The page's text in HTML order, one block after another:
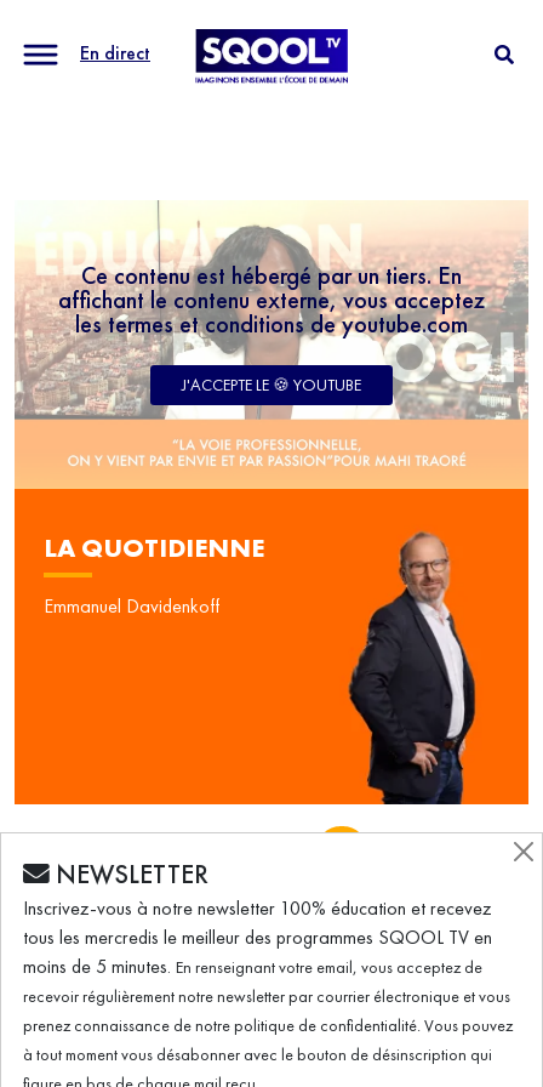
En direct
Ce contenu est hébergé par un tiers. En
affichant le contenu externe, vous acceptez
les termes et conditions de youtube.com
J'ACCEPTE LE 🍪 YOUTUBE
ÉMISSION DU 13.09.2022
"La voie professionnelle, on y vient par envie
et par passion" pour Mahi Traoré
LA QUOTIDIENNE
Emmanuel Davidenkoff
NEWSLETTER
Inscrivez-vous à notre newsletter 100% éducation et recevez
tous les mercredis le meilleur des programmes SQOOL TV en
moins de 5 minutes. En renseignant votre email, vous acceptez de
recevoir régulièrement notre newsletter par courrier électronique et vous
prenez connaissance de notre politique de confidentialité. Vous pouvez
à tout moment vous désabonner avec le bouton de désinscription qui